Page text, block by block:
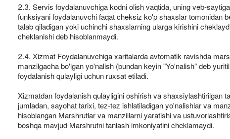
2.3. Servis foydalanuvchiga kodni olish vaqtida, uning veb-
funksiyani foydalanuvchi faqat cheksiz ko'p shaxslar tomonidan
talab qiladigan yoki uchinchi shaxslarning ularga kirishini
cheklanishi deb hisoblanmaydi.
2.4. Xizmat Foydalanuvchiga xaritalarda avtomatik ravishda
manzilgacha bo'lgan yo'nalish (bundan keyin "Yo'nalish" deb
foydalanish qulayligi uchun ruxsat etiladi.
Xizmatdan foydalanish qulayligini oshirish va shaxsiylashtirilgan
jumladan, sayohat tarixi, tez-tez ishlatiladigan yo'nalishlar va
hisoblangan Marshrutlar va manzillarni yaratishi va
boshqa mavjud Marshrutni tanlash imkoniyatini cheklamaydi.